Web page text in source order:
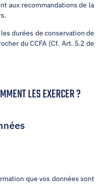
aux recommandations de la
durées de conservation de
du CCFA (Cf. Art. 5.2 de
LES EXERCER ?
que vos données sont